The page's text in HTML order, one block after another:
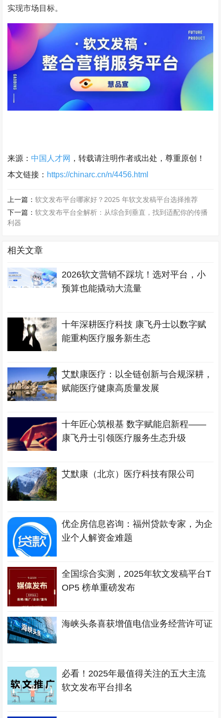
实现市场目标。
来源： 中国人才网 ，转载请注明作者或出处，尊重原创！
本文链接： https://chinarc.cn/n/4456.html
上一篇：软文发布平台哪家好？2025 年软文发稿平台选择推荐
下一篇：软文发布平台全解析：从综合到垂直，找到适配你的传播
利器
相关文章
2026软文营销不踩坑！选对平台，小
预算也能撬动大流量
十年深耕医疗科技 康飞丹士以数字赋
能重构医疗服务新生态
艾默康医疗：以全链创新与合规深耕，
赋能医疗健康高质量发展
十年匠心筑根基 数字赋能启新程——
康飞丹士引领医疗服务生态升级
艾默康（北京）医疗科技有限公司
优企房信息咨询：福州贷款专家，为企
业个人解资金难题
全国综合实测，2025年软文发稿平台T
OP5 榜单重磅发布
海峡头条喜获增值电信业务经营许可证
必看！2025年最值得关注的五大主流
软文发布平台排名